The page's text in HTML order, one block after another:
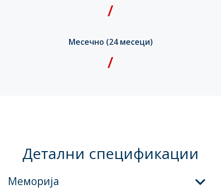
/
Месечно (24 месеци)
/
Детални спецификации
Меморија